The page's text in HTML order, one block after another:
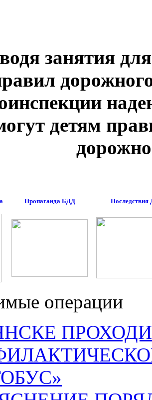
занятия
детям
Пропаганда БДД
операции